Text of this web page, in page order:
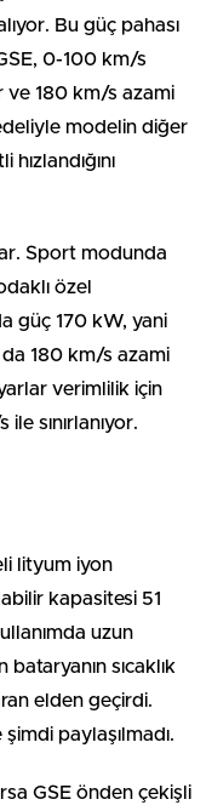
Bu güç pahası
0-100 km/s
ve 180 km/s azami
modelin diğer
Sport modunda
özel
güç 170 kW, yani
180 km/s azami
verimlilik için
sınırlanıyor.
lityum iyon
kapasitesi 51
uzun
sıcaklık
elden geçirdi.
paylaşılmadı.
GSE önden çekişli